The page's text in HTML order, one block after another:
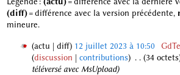
(diff)= différence avec la version précédente,
mineure.
actu diff 12 juillet 2023 à 10:50
discussion
contributions 34 octets
téléversé avec MsUpload